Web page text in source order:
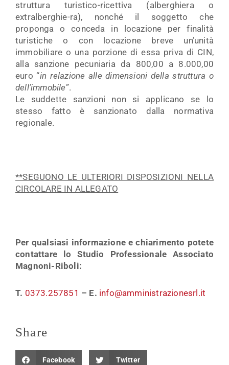
struttura turistico-ricettiva (alberghiera o
extralberghie-ra), nonché il soggetto che
proponga o conceda in locazione per finalità
turistiche o con locazione breve un’unità
immobiliare o una porzione di essa priva di CIN,
alla sanzione pecuniaria da 800,00 a 8.000,00
euro “in relazione alle dimensioni della struttura o
dell’immobile”.
Le suddette sanzioni non si applicano se lo
stesso fatto è sanzionato dalla normativa
regionale.
**SEGUONO LE ULTERIORI DISPOSIZIONI NELLA
CIRCOLARE IN ALLEGATO
Per qualsiasi informazione e chiarimento potete
contattare lo Studio Professionale Associato
Magnoni-Riboli:
T. 0373.257851 – E. info@amministrazionesrl.it
Share
Facebook Twitter